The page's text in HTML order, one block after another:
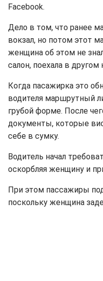
Facebook.
Дело в том, что ранее
вокзал, но потом этот
женщина об этом не
салон, поехала в другом
Когда пасажирка это
водителя маршрутный
грубой форме. После
документы, которые
себе в сумку.
Водитель начал
оскорбляя женщину и
При этом пассажиры
поскольку женщина